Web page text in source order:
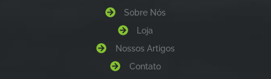
Sobre Nós
Loja
Nossos Artigos
Contato